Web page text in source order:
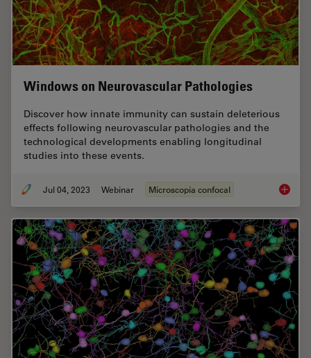
Windows on Neurovascular Pathologies
Discover how innate immunity can sustain deleterious
effects following neurovascular pathologies and the
technological developments enabling longitudinal
studies into these events.
Jul 04, 2023 Webinar Microscopia confocal